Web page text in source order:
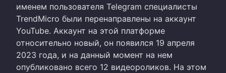
именем пользователя Telegram специалисты
TrendMicro были перенаправлены на аккаунт
YouTube. Аккаунт на этой платформе
относительно новый, он появился 19 апреля
2023 года, и на данный момент на нем
опубликовано всего 12 видеороликов. На этом